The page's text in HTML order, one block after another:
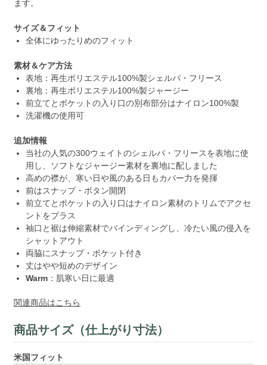
ます。
サイズ＆フィット
全体にゆったりめのフィット
素材＆ケア方法
表地：再生ポリエステル100%製シェルパ・フリース
裏地：再生ポリエステル100%製ジャージー
前立てとポケットの入り口の別布部分はナイロン100%製
洗濯機の使用可
追加情報
当社の人気の300ウェイトのシェルパ・フリースを表地に使
用し、ソフトなジャージー素材を裏地に配しました
高めの襟が、寒い日や風のある日もカバー力を発揮
前はスナップ・ボタン開閉
前立てとポケットの入り口はナイロン素材のトリムでアクセ
ントをプラス
袖口と裾は伸縮素材でバインディングし、冷たい風の侵入を
シャットアウト
両脇にスナップ・ポケット付き
丈はやや短めのデザイン
Warm：肌寒い日に最適
関連商品はこちら
商品サイズ（仕上がり寸法）
米国フィット